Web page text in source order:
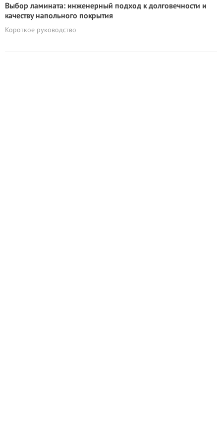
Выбор ламината: инженерный подход к долговечности и
качеству напольного покрытия
Короткое руководство